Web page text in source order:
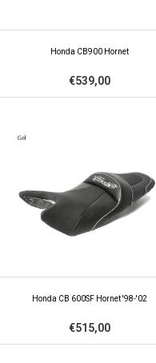
Honda CB900 Hornet
€539,00
Honda CB 600SF Hornet '98-'02
€515,00